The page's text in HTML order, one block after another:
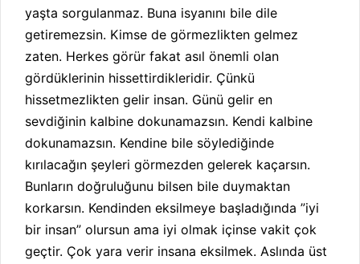
yaşta sorgulanmaz. Buna isyanını bile dile
getiremezsin. Kimse de görmezlikten gelmez
zaten. Herkes görür fakat asıl önemli olan
gördüklerinin hissettirdikleridir. Çünkü
hissetmezlikten gelir insan. Günü gelir en
sevdiğinin kalbine dokunamazsın. Kendi kalbine
dokunamazsın. Kendine bile söylediğinde
kırılacağın şeyleri görmezden gelerek kaçarsın.
Bunların doğruluğunu bilsen bile duymaktan
korkarsın. Kendinden eksilmeye başladığında ”iyi
bir insan” olursun ama iyi olmak içinse vakit çok
geçtir. Çok yara verir insana eksilmek. Aslında üst